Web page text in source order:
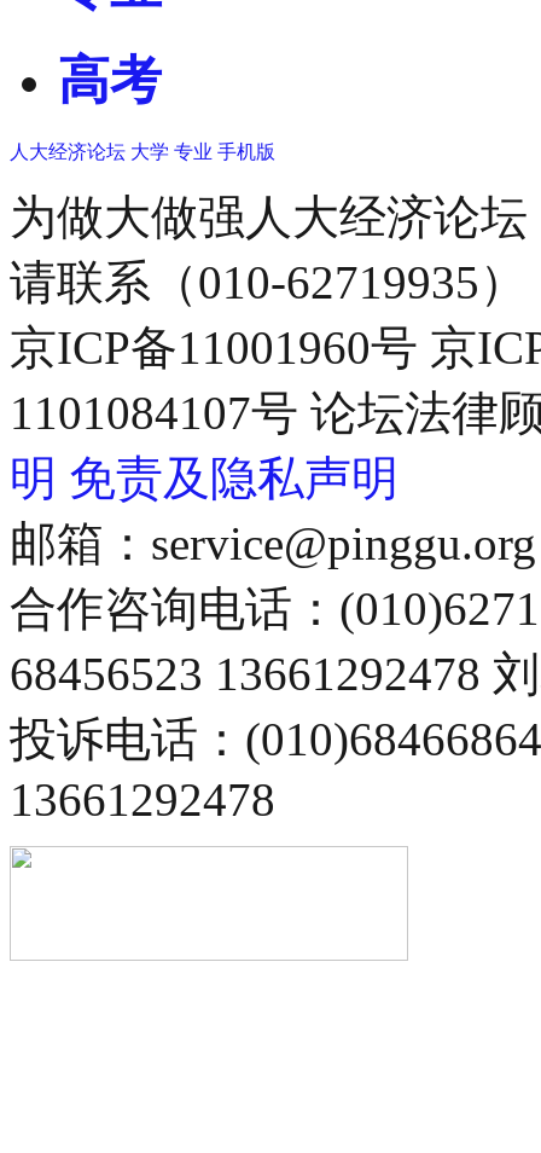
高考
人大经济论坛 大学 专业 手机版
为做大做强人大经济论
请联系（010-62719935）
京ICP备11001960号 京
1101084107号 论坛法律
明 免责及隐私声明
邮箱：service@pinggu.org
合作咨询电话：
68456523 13661292478
投诉电话：
13661292478